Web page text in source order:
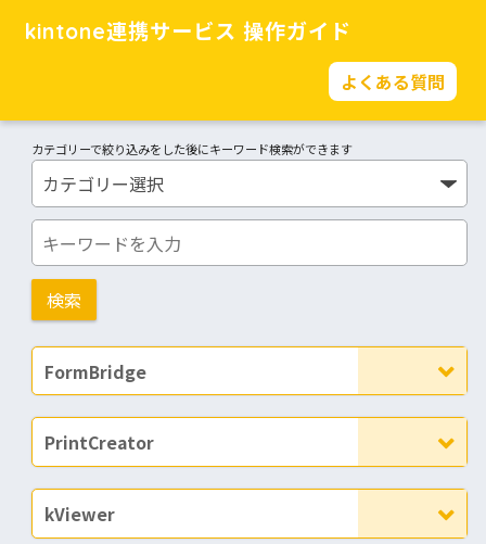
kintone連携サービス 操作ガイド
よくある質問
カテゴリーで絞り込みをした後にキーワード検索ができます
FormBridge
PrintCreator
kViewer